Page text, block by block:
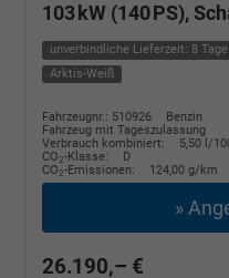
103 kW (140 PS),
unverbindliche Lieferzeit: 8 Tage
Arktis-Weiß
Fahrzeugnr.: 510926
Benzin
Fahrzeug mit Tageszulassung
Verbrauch kombiniert:
5,50 l/
CO2-Klasse:
D
CO2-Emissionen: 124,00 g/km
»
26.190,– €